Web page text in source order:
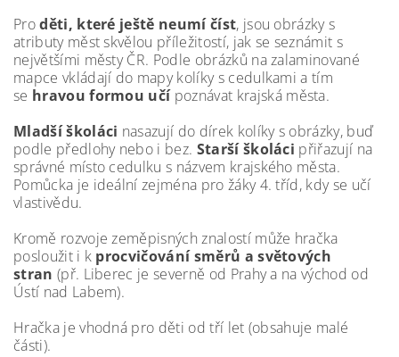
Proděti, které ještě neumí číst, jsou obrázky s
atributy měst skvělou příležitostí, jak se seznámit s
největšími městy ČR. Podle obrázků na zalaminované
mapce vkládají do mapy kolíky s cedulkami a tím
se hravou formou učípoznávat krajská města.
Mladší školáci nasazují do dírek kolíky s obrázky, buď
podle předlohy nebo i bez. Starší školáci přiřazují na
správné místo cedulku s názvem krajského města.
Pomůcka je ideální zejména pro žáky 4. tříd, kdy se učí
vlastivědu.
Kromě rozvoje zeměpisných znalostí může hračka
posloužit i k procvičování směrů a světových
stran (př. Liberec je severně od Prahy a na východ od
Ústí nad Labem).
Hračka je vhodná pro děti od tří let (obsahuje malé
části).